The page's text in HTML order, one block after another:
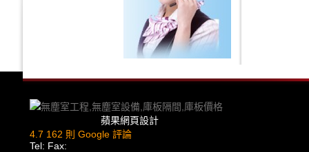
蘋果網頁設計
4.7 162 則 Google 評論
Tel: Fax: